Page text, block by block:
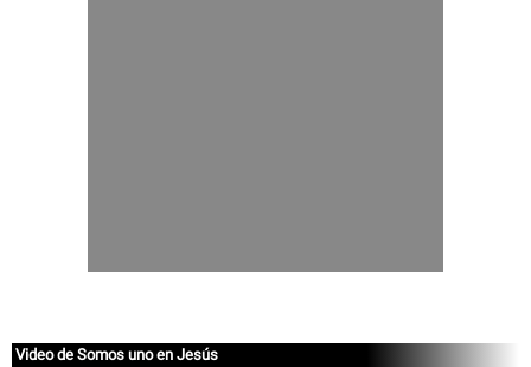
Video de Somos uno en Jesús